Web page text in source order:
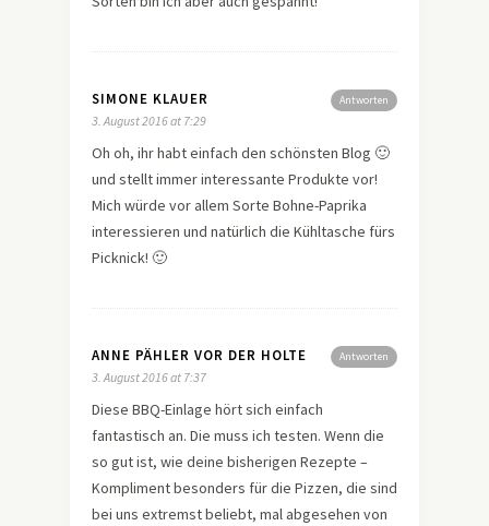
Antworten
SIMONE KLAUER
3. August 2016 at 7:29
Oh oh, ihr habt einfach den schönsten Blog 🙂
und stellt immer interessante Produkte vor!
Mich würde vor allem Sorte Bohne-Paprika
interessieren und natürlich die Kühltasche fürs
Picknick! 🙂
Antworten
ANNE PÄHLER VOR DER HOLTE
3. August 2016 at 7:37
Diese BBQ-Einlage hört sich einfach
fantastisch an. Die muss ich testen. Wenn die
so gut ist, wie deine bisherigen Rezepte –
Kompliment besonders für die Pizzen, die sind
bei uns extremst beliebt, mal abgesehen von